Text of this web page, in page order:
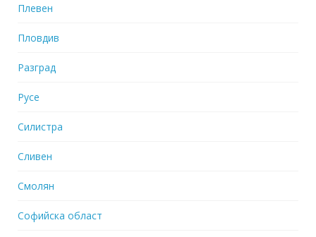
Плевен
Пловдив
Разград
Русе
Силистра
Сливен
Смолян
Софийска област